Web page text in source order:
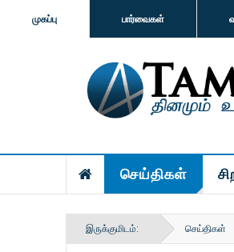
முகப்பு பார்வைகள்
செய்திகள்
இருக்குமிடம்: செய்திகள்